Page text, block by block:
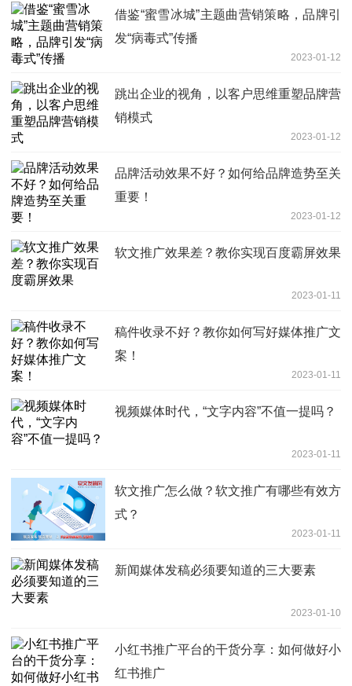
借鉴“蜜雪冰城”主题曲营销策略，品牌引
发“病毒式”传播
2023-01-12
跳出企业的视角，以客户思维重塑品牌营
销模式
2023-01-12
品牌活动效果不好？如何给品牌造势至关
重要！
2023-01-12
软文推广效果差？教你实现百度霸屏效果
2023-01-11
稿件收录不好？教你如何写好媒体推广文
案！
2023-01-11
视频媒体时代，“文字内容”不值一提吗？
2023-01-11
软文推广怎么做？软文推广有哪些有效方
式？
2023-01-11
新闻媒体发稿必须要知道的三大要素
2023-01-10
小红书推广平台的干货分享：如何做好小
红书推广